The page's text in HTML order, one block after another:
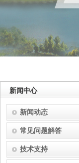
新闻中心
新闻动态
常见问题解答
技术支持